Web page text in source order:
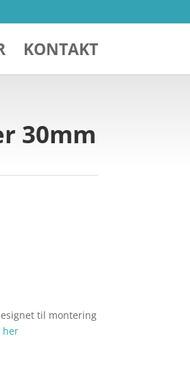
KONTAKT
30mm
til montering
her